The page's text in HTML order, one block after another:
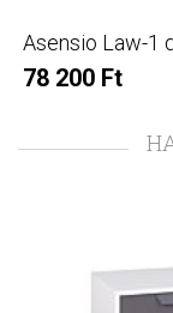
Asensio Law-1
78 200 Ft